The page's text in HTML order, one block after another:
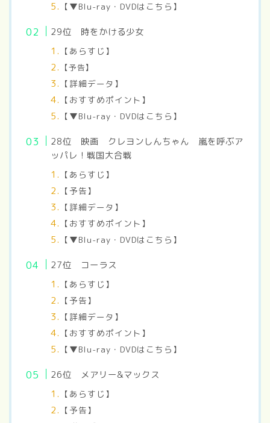
【▼Blu-ray・DVDはこちら】
29位 時をかける少女
【あらすじ】
【予告】
【詳細データ】
【おすすめポイント】
【▼Blu-ray・DVDはこちら】
28位 映画 クレヨンしんちゃん 嵐を呼ぶア
ッパレ！戦国大合戦
【あらすじ】
【予告】
【詳細データ】
【おすすめポイント】
【▼Blu-ray・DVDはこちら】
27位 コーラス
【あらすじ】
【予告】
【詳細データ】
【おすすめポイント】
【▼Blu-ray・DVDはこちら】
26位 メアリー&マックス
【あらすじ】
【予告】